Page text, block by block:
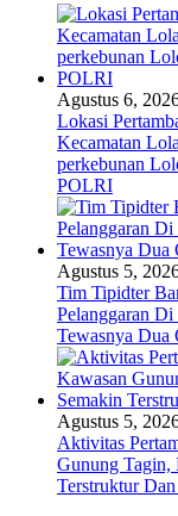
Agustus 6,
Lokasi
Kecamatan
perkebunan
POLRI
Agustus 5,
Tim Tipidter
Pelanggaran
Tewasnya Dua
Agustus 5,
Aktivitas
Gunung Tagin,
Terstruktur